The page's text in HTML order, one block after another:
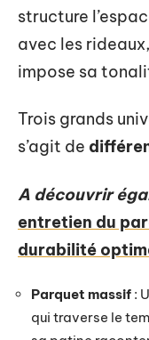
structure
avec les
impose sa
Trois grands
s’agit de
A découvrir
entretien du
durabilité
Parquet massif :
qui traverse le